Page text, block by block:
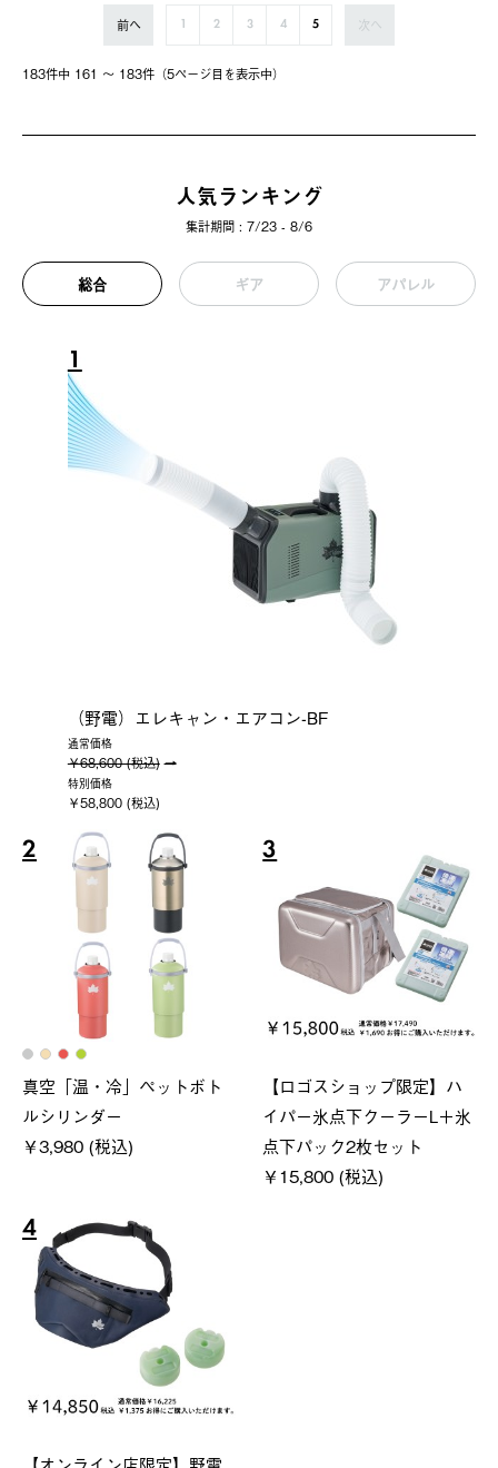
183件中 161 〜 183件（5ページ⽬を表⽰中）
前へ 2 3 4 5 次へ
人気ランキング
集計期間 : 7/23 - 8/6
総合 ギア アパレル
1
（野電）エレキャン・エアコン-BF
通常価格
￥68,600 (税込)
特別価格
￥58,800 (税込)
2
真空「温・冷」ペットボト
ルシリンダー
￥3,980 (税込)
3
【ロゴスショップ限定】ハ
イパー氷点下クーラーL＋氷
点下パック2枚セット
￥15,800 (税込)
4
【オンライン店限定】野電